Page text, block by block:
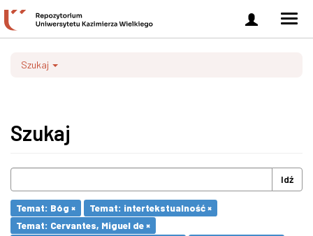
Zaloguj
się
Szukaj
Szukaj
Idź
Temat: Bóg ×
Temat: intertekstualność ×
Temat: Cervantes, Miguel de ×